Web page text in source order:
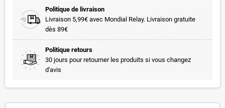
Politique de livraison
Livraison 5,99€ avec Mondial Relay. Livraison gratuite
dès 89€
Politique retours
30 jours pour retourner les produits si vous changez
d'avis